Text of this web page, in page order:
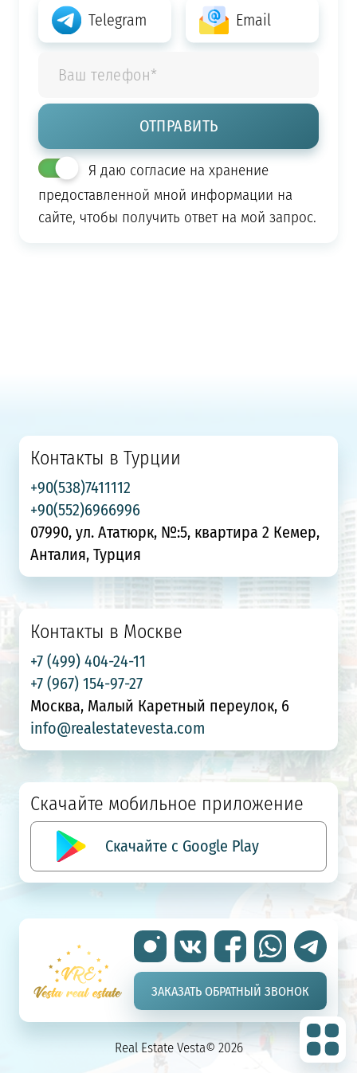
Telegram Email
Я даю согласие на хранение
предоставленной мной информации на
сайте, чтобы получить ответ на мой запрос.
ЗАКАЗАТЬ ОБРАТНЫЙ ЗВОНОК
Контакты в Турции
+90(538)7411112
+90(552)6966996
07990, ул. Ататюрк, №:5, квартира 2 Кемер,
Анталия, Турция
Контакты в Москве
+7 (499) 404-24-11
+7 (967) 154-97-27
Москва, Малый Каретный переулок, 6
info@realestatevesta.com
Скачайте мобильное приложение
Скачайте с Google Play
Real Estate Vesta© 2026